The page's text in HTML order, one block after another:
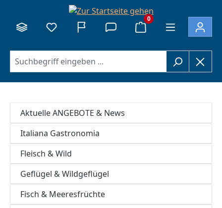
0
Aktuelle ANGEBOTE & News
Italiana Gastronomia
Fleisch & Wild
Geflügel & Wildgeflügel
Fisch & Meeresfrüchte